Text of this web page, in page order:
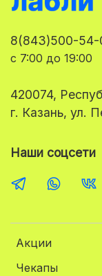
Акции
Чекапы
8(843)500-54-
с 7:00 до 19:00
420074,
г. Казань, ул.
Наши соцсети